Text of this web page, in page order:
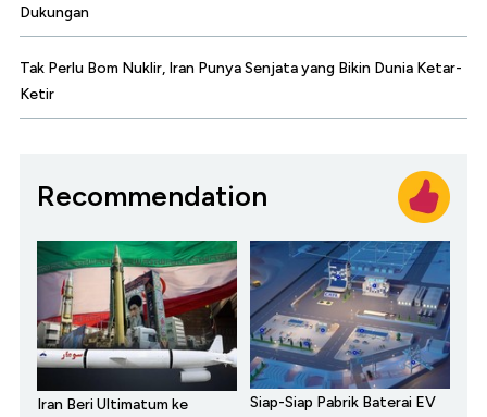
Dukungan
Tak Perlu Bom Nuklir, Iran Punya Senjata yang Bikin Dunia Ketar-
Ketir
Recommendation
Iran Beri Ultimatum ke
Siap-Siap Pabrik Baterai EV